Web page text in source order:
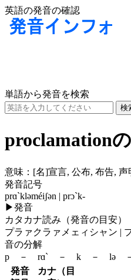
英語の発音の確認
単語から発音を検索
proclamation
意味： [名]宣言, 公布, 布告, 声
発音記号
prɑ`kləméiʃən | prɔ`k-
▶発音
カタカナ読み（発音の目安）
プラァクラァメェィシャン |
音の分解
p － rɑ` － k － lə
発音
カナ（目